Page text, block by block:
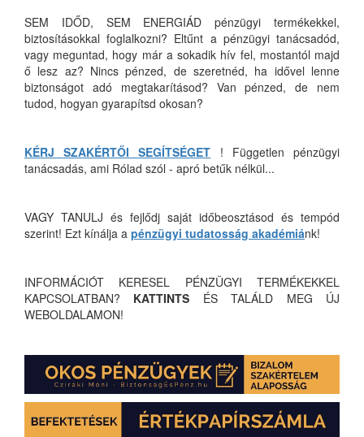
SEM IDŐD, SEM ENERGIÁD pénzügyi termékekkel,
biztosításokkal foglalkozni? Eltűnt a pénzügyi tanácsadód,
vagy meguntad, hogy már a sokadik hív fel, mostantól majd
ő lesz az? Nincs pénzed, de szeretnéd, ha idővel lenne
biztonságot adó megtakarításod? Van pénzed, de nem
tudod, hogyan gyarapítsd okosan?
KÉRJ SZAKÉRTŐI SEGÍTSÉGET ! Független pénzügyi
tanácsadás, ami Rólad szól - apró betűk nélkül...
VAGY TANULJ és fejlődj saját időbeosztásod és tempód
szerint! Ezt kínálja a pénzügyi tudatosság akadémiánk!
INFORMÁCIÓT KERESEL PÉNZÜGYI TERMÉKEKKEL
KAPCSOLATBAN? KATTINTS ÉS TALÁLD MEG ÚJ
WEBOLDALAMON!